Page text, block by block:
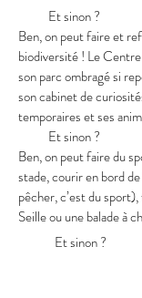
Et sinon ?
Ben, on peut faire et
biodiversité ! Le
son parc ombragé si
son cabinet de
temporaires et ses
Et sinon ?
Ben, on peut faire du
stade, courir en bord
pêcher, c’est du
Seille ou une balade à
Et sinon ?